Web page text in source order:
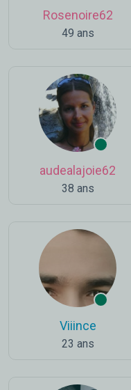
Rosenoire62
49 ans
audealajoie62
38 ans
Viiince
23 ans